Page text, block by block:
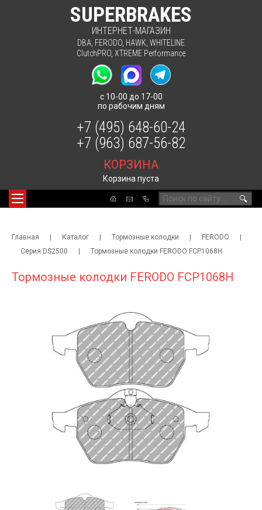
SUPERBRAKES
ИНТЕРНЕТ-МАГАЗИН
DBA FERODO HAWK WHITELINE
ClutchPRO XTREME Performance
с 10-00 до 17-00
по рабочим дням
🔍
КОРЗИНА
Корзина пуста
+7 (495) 648-60-24
+7 (963) 687-56-82
Главная | Каталог | Тормозные колодки | FERODO
|
Серия DS2500
| Тормозные колодки FERODO FCP1068H
Тормозные колодки FERODO FCP1068H